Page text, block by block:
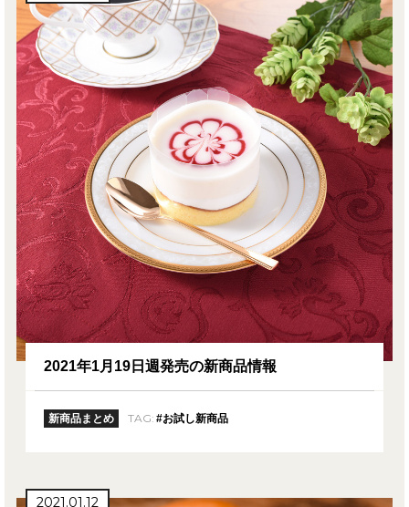
2021年1月19日週発売の新商品情報
新商品まとめ TAG: #お試し新商品
2021.01.12